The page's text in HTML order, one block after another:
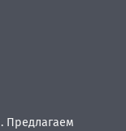
Предлагаем